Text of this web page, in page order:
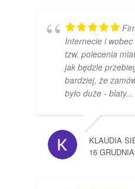
Internecie i
tzw. polecenia
jak będzie
bardziej, że
było duże - blaty
KLAUDIA
16